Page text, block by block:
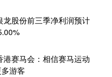
龙股份前三季净利润预计
港赛马会：相信赛马运动
游客